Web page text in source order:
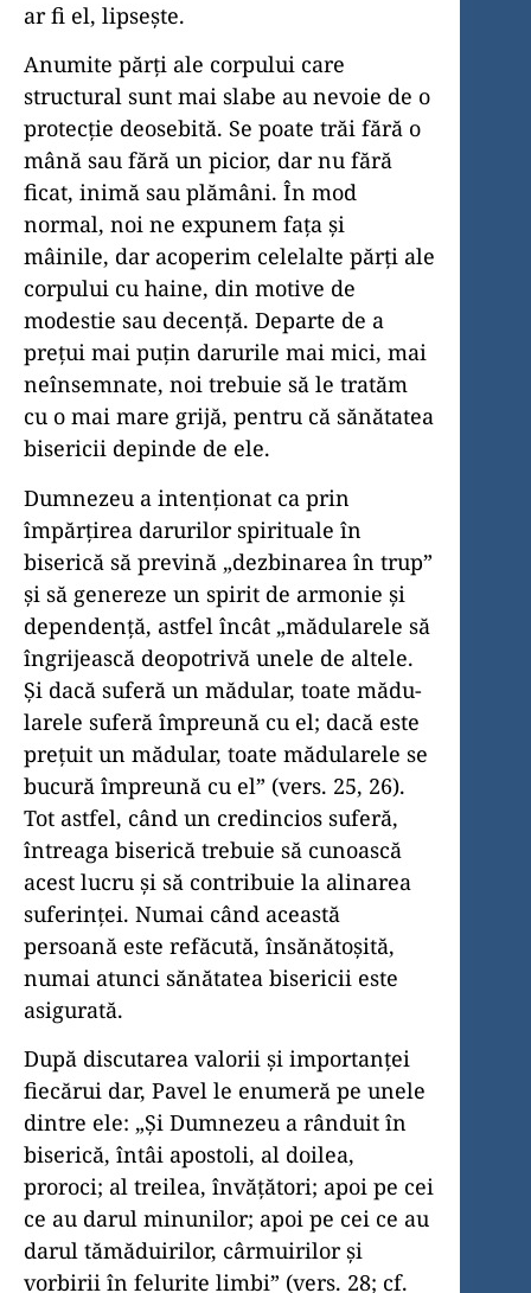
ar fi el, lipseşte.
Anumite părţi ale corpului care
structural sunt mai slabe au nevoie de o
protecţie deosebită. Se poate trăi fără o
mână sau fără un picior, dar nu fără
ficat, inimă sau plămâni. În mod
normal, noi ne expunem faţa şi
mâinile, dar acoperim celelalte părţi ale
corpului cu haine, din motive de
modestie sau decenţă. Departe de a
preţui mai puţin darurile mai mici, mai
neînsemnate, noi trebuie să le tratăm
cu o mai mare grijă, pentru că sănătatea
bisericii depinde de ele.
Dumnezeu a intenţionat ca prin
împărţirea darurilor spirituale în
biserică să prevină „dezbinarea în trup”
şi să genereze un spirit de armonie şi
dependenţă, astfel încât „mădularele să
îngrijească deopotrivă unele de altele.
Şi dacă suferă un mădular, toate mădu­
larele suferă împreună cu el; dacă este
preţuit un mădular, toate mădularele se
bucură împreună cu el” (vers. 25, 26).
Tot astfel, când un credincios suferă,
întreaga biserică trebuie să cunoască
acest lucru şi să contribuie la alinarea
suferinţei. Numai când această
persoană este refăcută, însănătoşită,
numai atunci sănătatea bisericii este
asigurată.
După discutarea valorii şi importanţei
fiecărui dar, Pavel le enumeră pe unele
dintre ele: „Şi Dumnezeu a rânduit în
biserică, întâi apostoli, al doilea,
proroci; al treilea, învăţători; apoi pe cei
ce au darul minunilor; apoi pe cei ce au
darul tămăduirilor, cârmuirilor şi
vorbirii în felurite limbi” (vers. 28; cf.